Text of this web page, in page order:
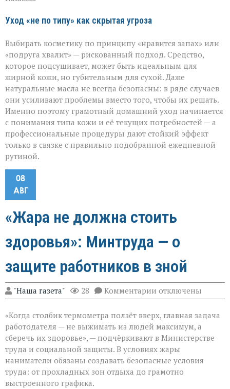
Уход «не по типу» как скрытая угроза
Выбирать косметику по принципу «нравится запах» или
«подруга хвалит» — рискованный подход. Средство,
которое подсушивает, может быть идеальным для
жирной кожи, но губительным для сухой. Даже
натуральные масла не всегда безопасны: в ряде случаев
они усиливают проблемы вместо того, чтобы их решать.
Именно поэтому грамотный домашний уход начинается
с понимания типа кожи и её текущих потребностей — а
профессиональные процедуры дают стойкий эффект
только в связке с правильно подобранной ежедневной
рутиной.
08
АВГ
«Жара не должна стоить
здоровья»: Минтруда — о
защите работников в зной
"Наша газета" 28 Комментарии к
записи
не
должна
стоить
здоровья»:
Минтруда — о
защите
работников
в
отключены
«Когда столбик термометра ползёт вверх, главная задача
работодателя — не выжимать из людей максимум, а
сберечь их здоровье», — подчёркивают в Министерстве
труда и социальной защиты. В условиях жары
наниматели обязаны создавать безопасные условия
труда: от прохладных зон отдыха до грамотно
выстроенного графика.